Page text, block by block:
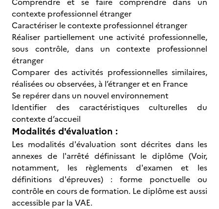
contexte professionnel étranger
Caractériser le contexte professionnel étranger
Réaliser partiellement une activité professionnelle,
sous contrôle, dans un contexte professionnel
étranger
Comparer des activités professionnelles similaires,
réalisées ou observées, à l’étranger et en France
Se repérer dans un nouvel environnement
Identifier des caractéristiques culturelles du
contexte d’accueil
Modalités d'évaluation :
Les modalités d'évaluation sont décrites dans les
annexes de l'arrêté définissant le diplôme (Voir,
notamment, les règlements d'examen et les
définitions d'épreuves) : forme ponctuelle ou
contrôle en cours de formation. Le diplôme est aussi
accessible par la VAE.